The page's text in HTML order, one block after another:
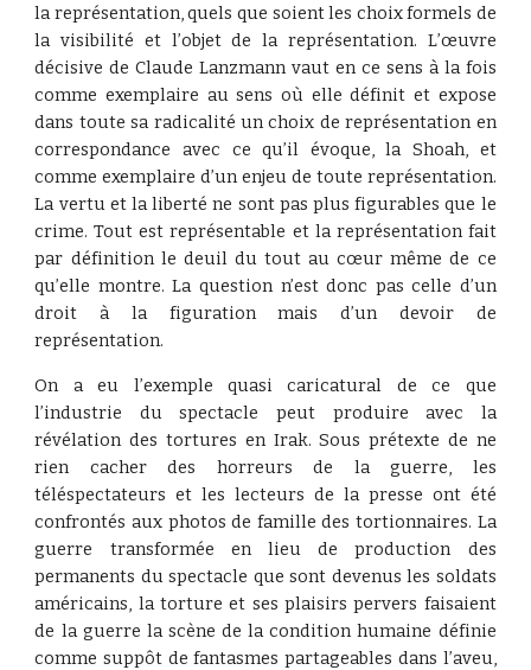
la représentation, quels que soient les choix formels de
la visibilité et l’objet de la représentation. L’œuvre
décisive de Claude Lanzmann vaut en ce sens à la fois
comme exemplaire au sens où elle définit et expose
dans toute sa radicalité un choix de représentation en
correspondance avec ce qu’il évoque, la Shoah, et
comme exemplaire d’un enjeu de toute représentation.
La vertu et la liberté ne sont pas plus figurables que le
crime. Tout est représentable et la représentation fait
par définition le deuil du tout au cœur même de ce
qu’elle montre. La question n’est donc pas celle d’un
droit à la figuration mais d’un devoir de
représentation.
On a eu l’exemple quasi caricatural de ce que
l’industrie du spectacle peut produire avec la
révélation des tortures en Irak. Sous prétexte de ne
rien cacher des horreurs de la guerre, les
téléspectateurs et les lecteurs de la presse ont été
confrontés aux photos de famille des tortionnaires. La
guerre transformée en lieu de production des
permanents du spectacle que sont devenus les soldats
américains, la torture et ses plaisirs pervers faisaient
de la guerre la scène de la condition humaine définie
comme suppôt de fantasmes partageables dans l’aveu,